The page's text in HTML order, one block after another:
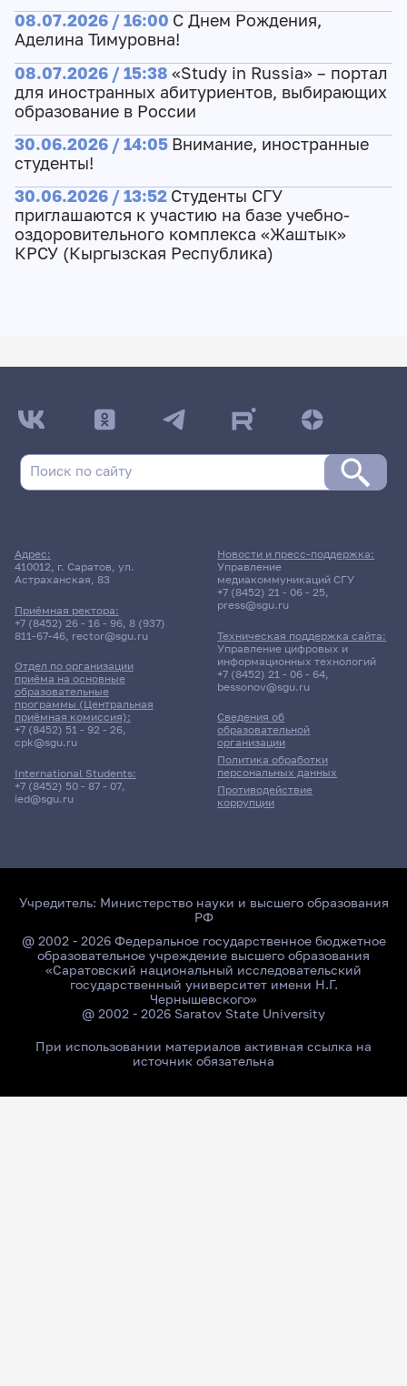
08.07.2026 / 16:00 С Днем Рождения,
Аделина Тимуровна!
08.07.2026 / 15:38 «Study in Russia» – портал
для иностранных абитуриентов, выбирающих
образование в России
30.06.2026 / 14:05 Внимание, иностранные
студенты!
30.06.2026 / 13:52 Студенты СГУ
приглашаются к участию на базе учебно-
оздоровительного комплекса «Жаштык»
КРСУ (Кыргызская Республика)
Адрес:
410012, г. Саратов, ул.
Астраханская, 83
Приёмная ректора:
+7 (8452) 26 - 16 - 96, 8 (937)
811-67-46, rector@sgu.ru
Отдел по организации
приёма на основные
образовательные
программы (Центральная
приёмная комиссия):
+7 (8452) 51 - 92 - 26,
cpk@sgu.ru
International Students:
+7 (8452) 50 - 87 - 07,
ied@sgu.ru
Сведения об
образовательной
организации
Политика обработки
персональных данных
Противодействие
коррупции
Новости и пресс-поддержка:
Управление
медиакоммуникаций СГУ
+7 (8452) 21 - 06 - 25,
press@sgu.ru
Техническая поддержка сайта:
Управление цифровых и
информационных технологий
+7 (8452) 21 - 06 - 64,
bessonov@sgu.ru
Учредитель: Министерство науки и высшего образования
РФ
@ 2002 - 2026 Федеральное государственное бюджетное
образовательное учреждение высшего образования
«Саратовский национальный исследовательский
государственный университет имени Н.Г.
Чернышевского»
@ 2002 - 2026 Saratov State University
При использовании материалов активная ссылка на
источник обязательна